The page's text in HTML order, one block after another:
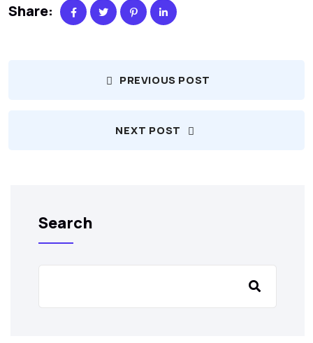
Share:
PREVIOUS POST
NEXT POST
Search